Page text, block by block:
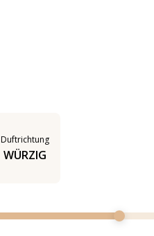
Duftrichtung
WÜRZIG